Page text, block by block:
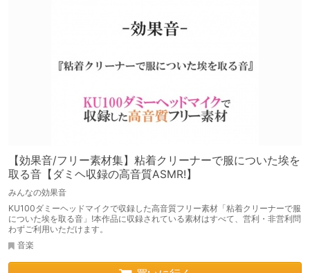
【効果音/フリー素材集】粘着クリーナーで服についた埃を
取る音【ダミヘ収録の高音質ASMR!】
みんなの効果音
KU100ダミーヘッドマイクで収録した高音質フリー素材「粘着クリーナーで服
についた埃を取る音」!本作品に収録されている素材はすべて、営利・非営利問
わずご利用いただけます。
音楽